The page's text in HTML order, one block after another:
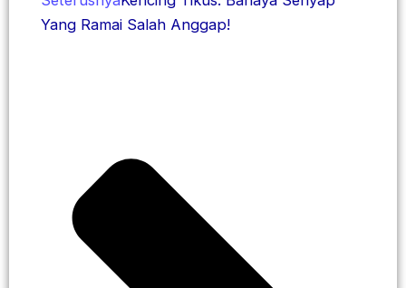
Yang Ramai Salah Anggap!